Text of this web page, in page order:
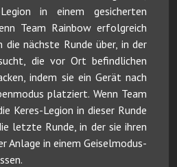
in einem gesicherten
Team Rainbow erfolgreich
nächste Runde über, in der
die vor Ort befindlichen
indem sie ein Gerät nach
platziert. Wenn Team
Keres-Legion in dieser Runde
letzte Runde, in der sie ihren
Anlage in einem Geiselmodus-